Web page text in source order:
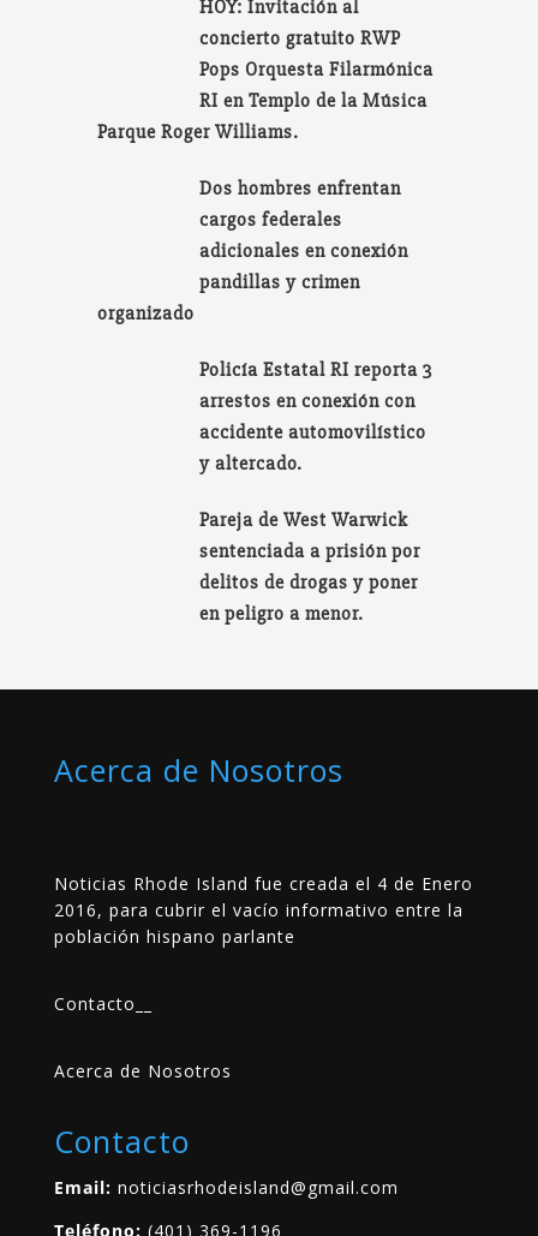
HOY: Invitación al
concierto gratuito RWP
Pops Orquesta Filarmónica
RI en Templo de la Música
Parque Roger Williams.
Dos hombres enfrentan
cargos federales
adicionales en conexión
pandillas y crimen
organizado
Policía Estatal RI reporta 3
arrestos en conexión con
accidente automovilístico
y altercado.
Pareja de West Warwick
sentenciada a prisión por
delitos de drogas y poner
en peligro a menor.
Acerca de Nosotros
Noticias Rhode Island fue creada el 4 de Enero
2016, para cubrir el vacío informativo entre la
población hispano parlante
Contacto
Acerca de Nosotros
Contacto
Email: noticiasrhodeisland@gmail.com
Teléfono: (401) 369-1196